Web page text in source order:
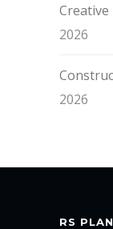
Creative
2026
2026
RS